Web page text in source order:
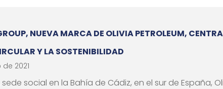
NUEVA MARCA DE OLIVIA PETROLEUM,
Y LA SOSTENIBILIDAD
2021
social en la Bahía de Cádiz, en el sur de España,